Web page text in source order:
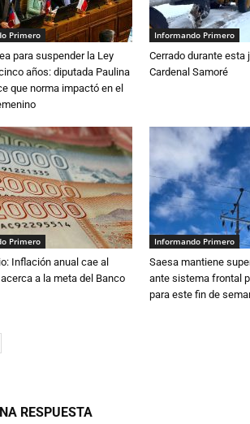
Primero
para suspender la Ley
años: diputada Paulina
que norma impactó en el
Informando Primero
Cerrado durante esta
Cardenal Samoré
Primero
Inflación anual cae al
a la meta del Banco
Informando Primero
Saesa mantiene
ante sistema frontal
para este fin de
RESPUESTA